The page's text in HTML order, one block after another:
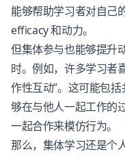
能够帮助学习者对自
efficacy 和动力。
但集体参与也能够提升
时。例如，许多学习者
作性互动”。这可能包
够在与他人一起工作的
一起合作来模仿行为。
那么，集体学习还是个